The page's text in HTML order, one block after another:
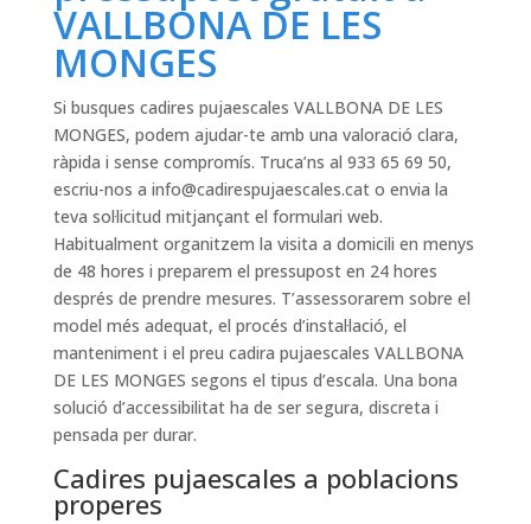
VALLBONA DE LES
MONGES
Si busques cadires pujaescales VALLBONA DE LES
MONGES, podem ajudar-te amb una valoració clara,
ràpida i sense compromís. Truca’ns al 933 65 69 50,
escriu-nos a info@cadirespujaescales.cato envia la
teva sol·licitud mitjançant el formulari web.
Habitualment organitzem la visita a domicili en menys
de 48 hores i preparem el pressupost en 24 hores
després de prendre mesures. T’assessorarem sobre el
model més adequat, el procés d’instal·lació, el
manteniment i el preu cadira pujaescales VALLBONA
DE LES MONGES segons el tipus d’escala. Una bona
solució d’accessibilitat ha de ser segura, discreta i
pensada per durar.
Cadires pujaescales a poblacions
properes